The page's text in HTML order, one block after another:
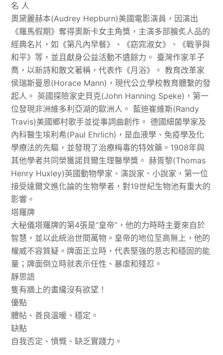
名 人
奧黛麗赫本(Audrey Hepburn)美國電影演員，因演出
《羅馬假期》奪得奧斯卡女主角獎，主演多部膾炙人品的
經典名片，如《第凡內早餐》、《窈窕淑女》、《戰爭與
和平》等，並且獻身公益活動不遺餘力。 臺灣作家羊子
喬，以新詩和散文著稱，代表作《月浴》。 教育改革家
侯瑞斯曼恩(Horace Mann)，現代公立學校教育體繫的發
起人。 英國探險家史貝克(John Hanning Speke)，第一
位發現非洲維多利亞湖的歐洲人。 藍迪崔維斯(Randy
Travis)美國鄉村歌手並從事詞曲創作。 德國細菌學家及
內科醫生埃利希(Paul Ehrlich)，是血液學、免疫學及化
學療法的先驅，並發現了治療梅毒的特效藥。1908年與
其他學者共同榮獲諾貝爾生理醫學獎。 赫胥黎(Thomas
Henry Huxley)英國動物學家、演說家、小說家，第一位
接受達爾文進化論的生物學者，對19世紀生物池有重大的
影響。
塔羅牌
大秘儀塔羅牌的第4張是“皇帝”，他的力時時主要來自於
智慧，並以此統治世間萬物。皇帝的地位至高無上，他的
權威不容質疑。牌面正立時，代表堅強的意志和穩固的能
量；牌面倒立時就表示任性、暴虐和殘忍。
靜思語
隻有牆上的畫纔沒有欲望！
優點
體帖、善良溫暖、穩定。
缺點
自我否定、憤慨、缺乏實踐力。